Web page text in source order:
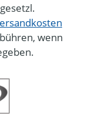
wenn